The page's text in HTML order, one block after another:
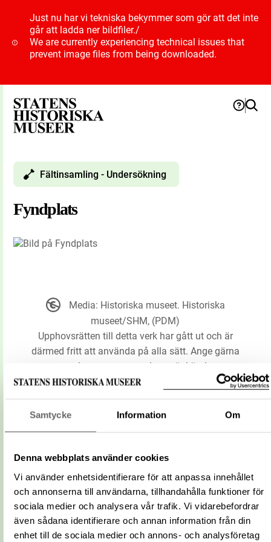
Samtycke Information Om
Denna webbplats använder cookies
Vi använder enhetsidentifierare för att anpassa innehållet
och annonserna till användarna, tillhandahålla funktioner för
sociala medier och analysera vår trafik. Vi vidarebefordrar
även sådana identifierare och annan information från din
enhet till de sociala medier och annons- och analysföretag
Just nu har vi tekniska bekymmer som gör att det inte
går att ladda ner bildfiler./
We are currently experiencing technical issues that
prevent image files from being downloaded.
Fältinsamling - Undersökning
Fyndplats
Land: Sverige
Fyndtyp
Lösfynd, osäkert, Medeltid
Relaterat
förvärvsnummer
19822
Media: Historiska museet. Historiska
museet/SHM, (PDM)
Upphovsrätten till detta verk har gått ut och är
därmed fritt att använda på alla sätt. Ange gärna
upphovsperson om denne är känd.